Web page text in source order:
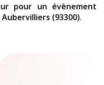
pour un évènement
Aubervilliers (93300).